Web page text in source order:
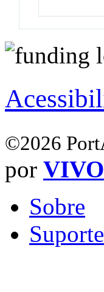
©2026
por VIVO
Sobre
Suporte